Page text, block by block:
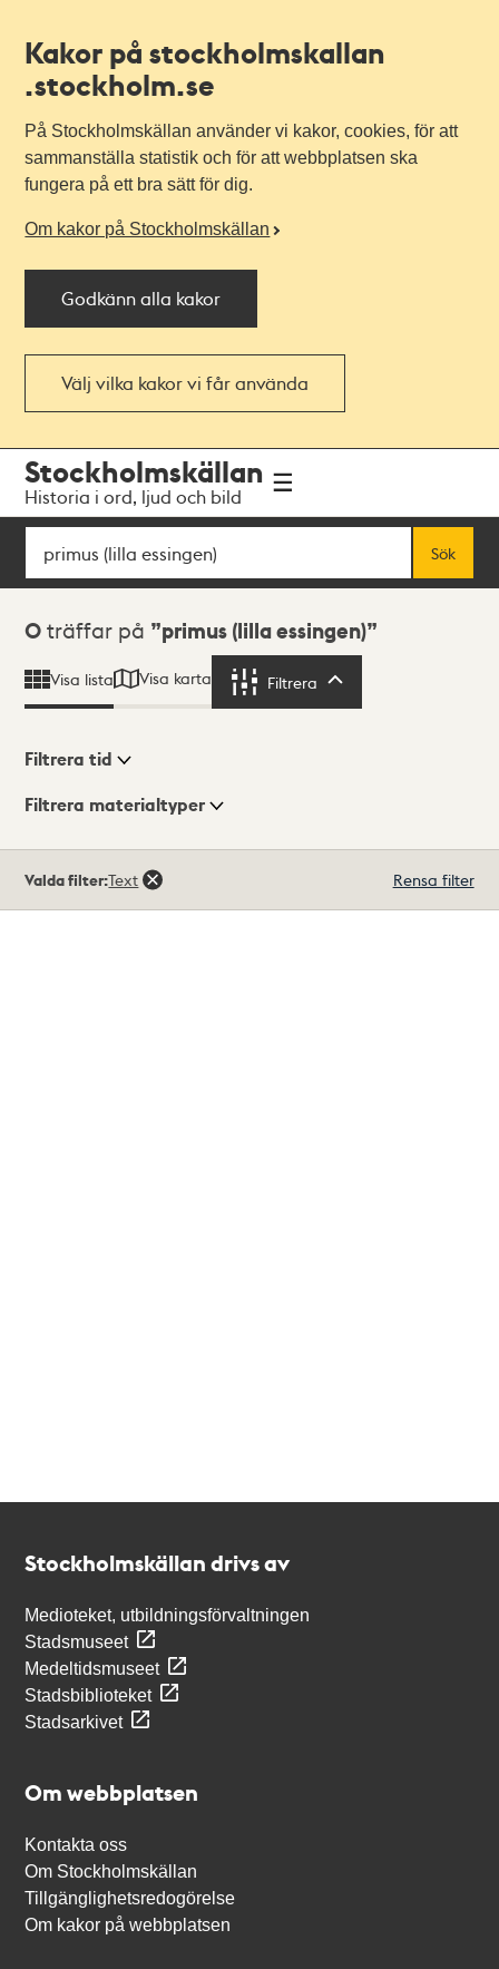
Kakor på stockholmskallan
.stockholm.se
På Stockholmskällan använder vi kakor, cookies, för att
sammanställa statistik och för att webbplatsen ska
fungera på ett bra sätt för dig.
Om kakor på Stockholmskällan
Godkänn alla kakor
Välj vilka kakor vi får använda
navigationen
huvudinnehållet
Stockholmskällan
Historia i ord, ljud och bild
Sök
Sök
Sökresultat
0 träffar på primus (lilla essingen)
Visa lista Visa karta Filtrera
Visningsläge
Filtrera tid
Filtrera materialtyper
träffar
Valda filter:Text Rensa filter
Stockholmskällan drivs av
Medioteket, utbildningsförvaltningen
Stadsmuseet
Medeltidsmuseet
Stadsbiblioteket
Stadsarkivet
Om webbplatsen
Kontakta oss
Om Stockholmskällan
Tillgänglighetsredogörelse
Om kakor på webbplatsen